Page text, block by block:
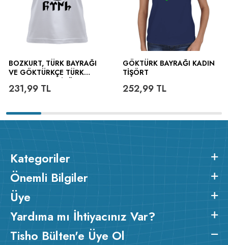
BOZKURT, TÜRK BAYRAĞI
VE GÖKTÜRKÇE TÜRK
231,99 TL
GÖKTÜRK BAYRAĞI KADIN
TIŞÖRT
252,99TL
Kategoriler
Önemli Bilgiler
Üye
Yardıma mı İhtiyacınız Var?
Tisho Bülten'e Üye Ol